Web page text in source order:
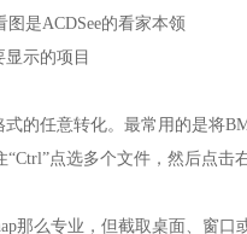
是ACDSee的看家本领
示的项目
式的任意转化。最常用的是将
点选多个文件，然后点击
那么专业，但截取桌面、窗